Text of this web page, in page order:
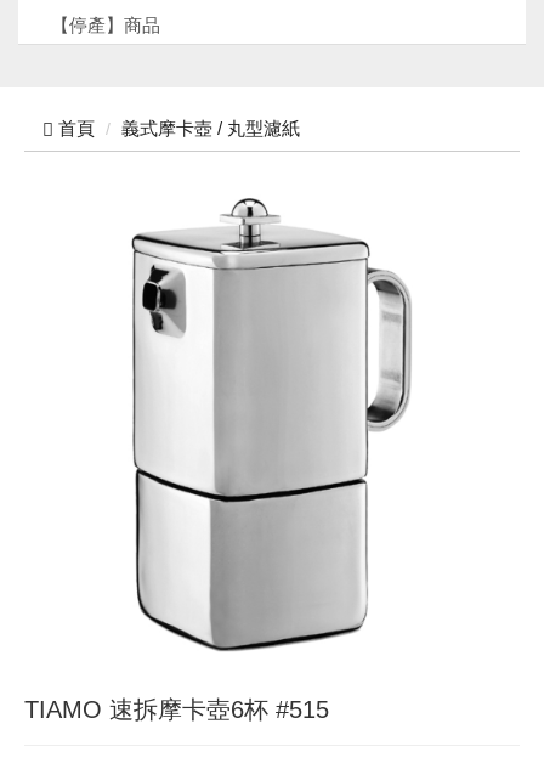
【停產】商品
首頁 義式摩卡壺 / 丸型濾紙
TIAMO 速拆摩卡壺6杯 #515